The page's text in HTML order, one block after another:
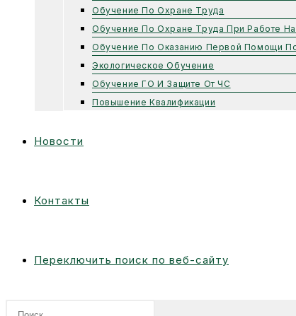
Обучение По Охране Труда
Обучение По Охране Труда При Работе
Обучение По Оказанию Первой Помощи
Экологическое Обучение
Обучение ГО И Защите От ЧС
Повышение Квалификации
Новости
Контакты
Переключить поиск по веб-сайту